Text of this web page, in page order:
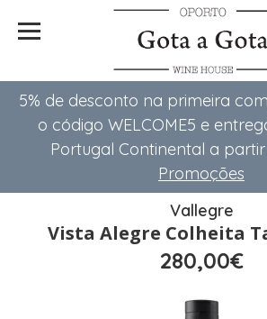
5% de desconto na primeira
o código WELCOME5 e
Portugal Continental a
Promoções
Vallegre
Vista Alegre Colheita
280,00€